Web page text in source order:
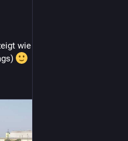
wie es geht (Erklärung